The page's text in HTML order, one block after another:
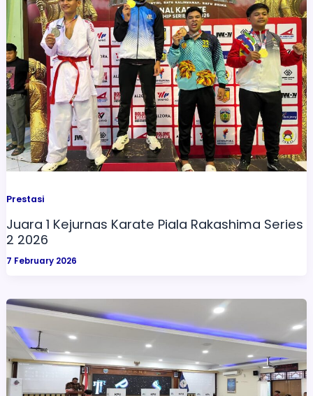
Prestasi
Juara 1 Kejurnas Karate Piala Rakashima Series
2 2026
7 February 2026